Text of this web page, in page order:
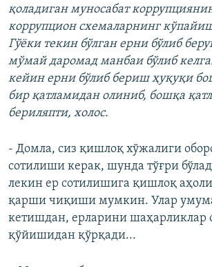
қоладиган муносабат
коррупцион схемаларнинг
Гўёки текин бўлган ерни бўлиб
мўмай даромад манбаи бўлиб
кейин ерни бўлиб бериш ҳуқуқи
бир қатламидан олиниб, бошқа
бериляпти, холос.
- Домла, сиз қишлоқ хўжалиги
сотилиши керак, шунда тўғри
лекин ер сотилишига қишлоқ
қарши чиқиши мумкин. Улар
кетишдан, ерларини шаҳарликлар
қўйишидан қўрқади...